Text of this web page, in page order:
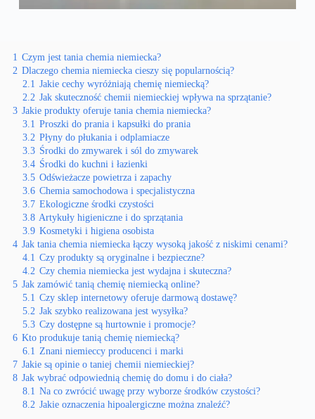
1 Czym jest tania chemia niemiecka?
2 Dlaczego chemia niemiecka cieszy się popularnością?
2.1 Jakie cechy wyróżniają chemię niemiecką?
2.2 Jak skuteczność chemii niemieckiej wpływa na sprzątanie?
3 Jakie produkty oferuje tania chemia niemiecka?
3.1 Proszki do prania i kapsułki do prania
3.2 Płyny do płukania i odplamiacze
3.3 Środki do zmywarek i sól do zmywarek
3.4 Środki do kuchni i łazienki
3.5 Odświeżacze powietrza i zapachy
3.6 Chemia samochodowa i specjalistyczna
3.7 Ekologiczne środki czystości
3.8 Artykuły higieniczne i do sprzątania
3.9 Kosmetyki i higiena osobista
4 Jak tania chemia niemiecka łączy wysoką jakość z niskimi cenami?
4.1 Czy produkty są oryginalne i bezpieczne?
4.2 Czy chemia niemiecka jest wydajna i skuteczna?
5 Jak zamówić tanią chemię niemiecką online?
5.1 Czy sklep internetowy oferuje darmową dostawę?
5.2 Jak szybko realizowana jest wysyłka?
5.3 Czy dostępne są hurtownie i promocje?
6 Kto produkuje tanią chemię niemiecką?
6.1 Znani niemieccy producenci i marki
7 Jakie są opinie o taniej chemii niemieckiej?
8 Jak wybrać odpowiednią chemię do domu i do ciała?
8.1 Na co zwrócić uwagę przy wyborze środków czystości?
8.2 Jakie oznaczenia hipoalergiczne można znaleźć?